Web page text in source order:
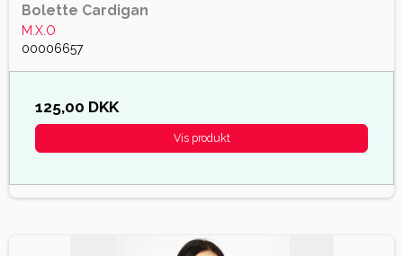
Bolette Cardigan
M.X.O
00006657
125,00 DKK
Vis produkt